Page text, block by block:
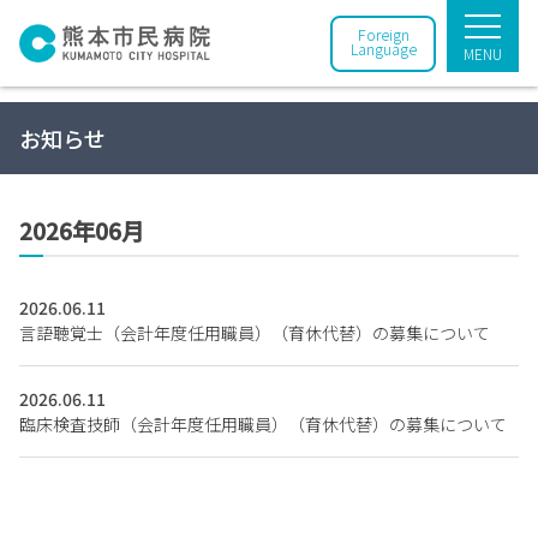
Foreign
Language MENU
お知らせ
2026年06月
2026.06.11
言語聴覚士（会計年度任用職員）（育休代替）の募集について
2026.06.11
臨床検査技師（会計年度任用職員）（育休代替）の募集について